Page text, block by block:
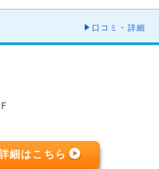
口コミ・詳細
細はこちら